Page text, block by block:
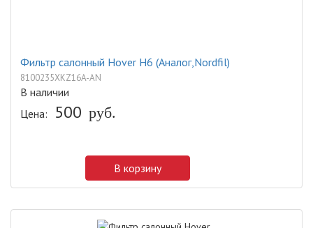
Фильтр салонный Hover H6 (Аналог,Nordfil)
8100235XKZ16A-AN
В наличии
Цена:
500 руб.
В корзину